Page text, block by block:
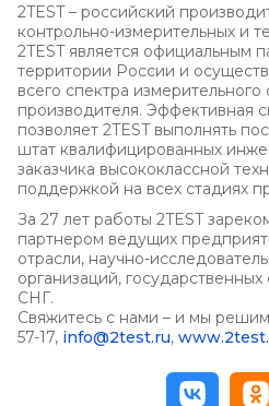
2TEST – российский
контрольно-измерительных и
2TEST является официальным
территории России и
всего спектра
производителя. Эффективная
позволяет 2TEST выполнять
штат квалифицированных
заказчика высококлассной
поддержкой на всех стадиях
За 27 лет работы 2TEST
партнером ведущих
отрасли, научно-
организаций,
СНГ.
Свяжитесь с нами – и мы
57-17, info@2test.ru,